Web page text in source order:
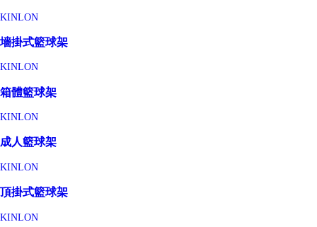
KINLON
墻掛式籃球架
KINLON
箱體籃球架
KINLON
成人籃球架
KINLON
頂掛式籃球架
KINLON